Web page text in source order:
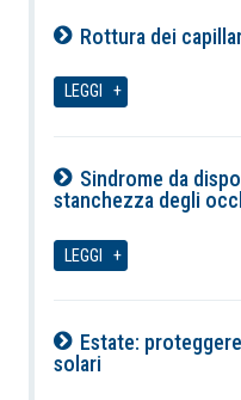
Rottura dei
LEGGI
Sindrome da
stanchezza degli
LEGGI
Estate:
solari